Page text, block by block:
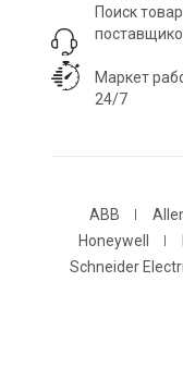
Поиск
Маркет
24/7
ABB
Honeywell
Schneider